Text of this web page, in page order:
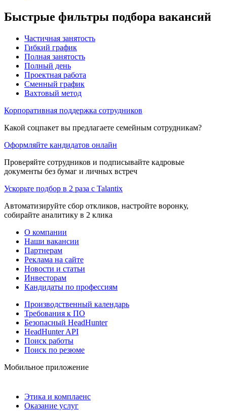
Быстрые фильтры подбора вакансий
Частичная занятость
Гибкий график
Полная занятость
Полный день
Проектная работа
Сменный график
Вахтовый метод
Корпоративная поддержка сотрудников
Какой соцпакет вы предлагаете семейным сотрудникам?
Оформляйте кандидатов онлайн
Проверяйте сотрудников и подписывайте кадровые
документы без бумаг и личных встреч
Ускорьте подбор в 2 раза с Talantix
Автоматизируйте сбор откликов, настройте воронку,
собирайте аналитику в 2 клика
О компании
Наши вакансии
Партнерам
Реклама на сайте
Новости и статьи
Инвесторам
Кандидаты по профессиям
Производственный календарь
Требования к ПО
Безопасный HeadHunter
HeadHunter API
Поиск работы
Поиск по резюме
Мобильное приложение
Этика и комплаенс
Оказание услуг